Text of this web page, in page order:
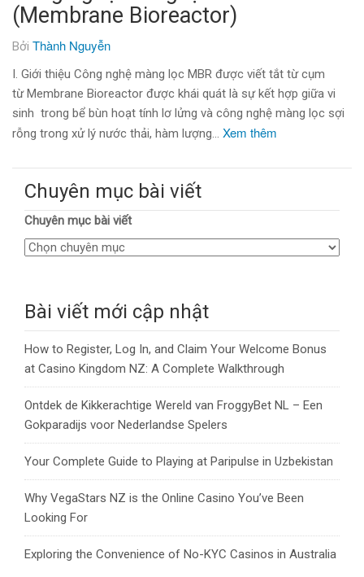
(Membrane Bioreactor)
Bởi Thành Nguyễn
I. Giới thiệu Công nghệ màng lọc MBR được viết tắt từ cụm
từ Membrane Bioreactor được khái quát là sự kết hợp giữa vi
sinh trong bể bùn hoạt tính lơ lửng và công nghệ màng lọc sợi
rỗng trong xử lý nước thải, hàm lượng… Xem thêm
Chuyên mục bài viết
Chuyên mục bài viết
Bài viết mới cập nhật
How to Register, Log In, and Claim Your Welcome Bonus
at Casino Kingdom NZ: A Complete Walkthrough
Ontdek de Kikkerachtige Wereld van FroggyBet NL – Een
Gokparadijs voor Nederlandse Spelers
Your Complete Guide to Playing at Paripulse in Uzbekistan
Why VegaStars NZ is the Online Casino You’ve Been
Looking For
Exploring the Convenience of No-KYC Casinos in Australia